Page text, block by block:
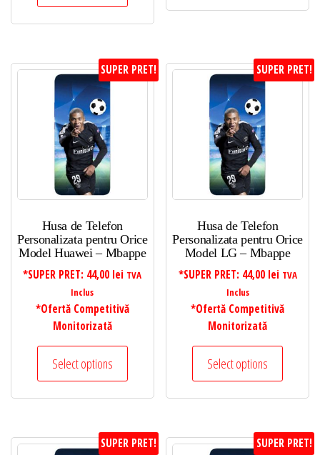
SUPER PRET!
Husa de Telefon
Personalizata pentru Orice
Model Huawei – Mbappe
*SUPER PRET: 44,00 lei TVA
Inclus
*Ofertă Competitivă
Monitorizată
Select options
SUPER PRET!
Husa de Telefon
Personalizata pentru Orice
Model LG – Mbappe
*SUPER PRET: 44,00 lei TVA
Inclus
*Ofertă Competitivă
Monitorizată
Select options
SUPER PRET! SUPER PRET!